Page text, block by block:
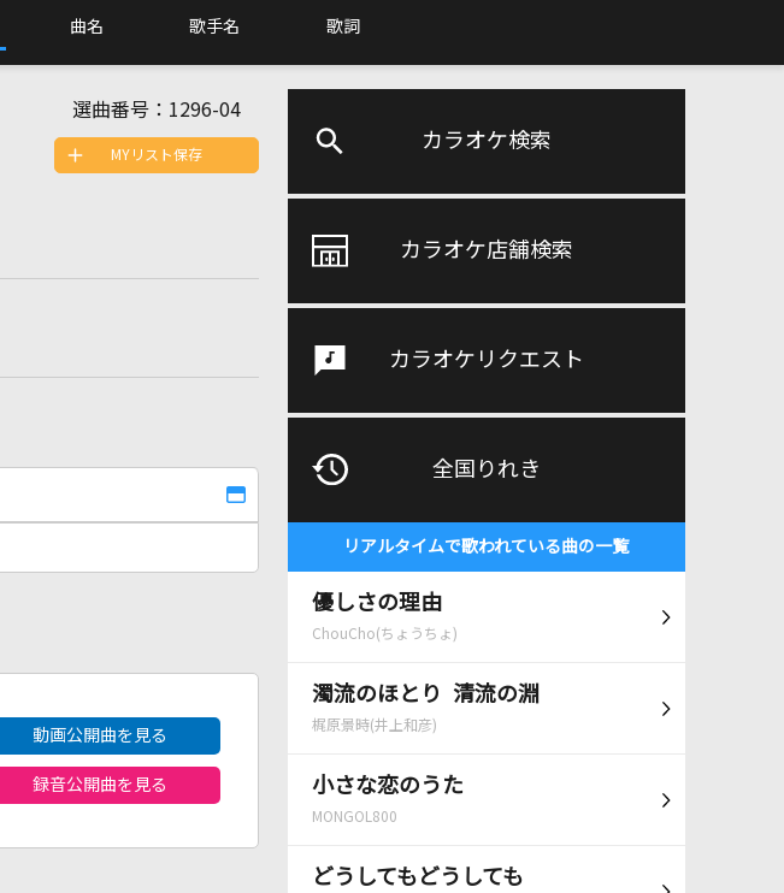
曲名 歌手名 歌詞
カラオケ検索
カラオケ店舗検索
カラオケリクエスト
全国りれき
リアルタイムで歌われている曲の一覧
優しさの理由
ChouCho(ちょうちょ)
濁流のほとり 清流の淵
梶原景時(井上和彦)
小さな恋のうた
MONGOL800
どうしてもどうしても
選曲番号： 1296-04
MYリスト保存
動画公開曲を見る
録音公開曲を見る